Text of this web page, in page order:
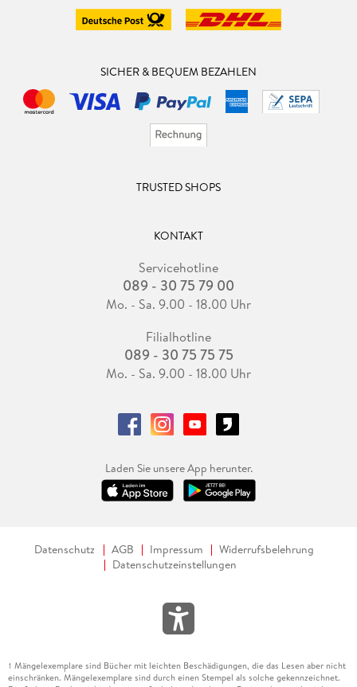
SICHER & BEQUEM BEZAHLEN
TRUSTED SHOPS
KONTAKT
Servicehotline
089 - 30 75 79 00
Mo. - Sa. 9.00 - 18.00 Uhr
Filialhotline
089 - 30 75 75 75
Mo. - Sa. 9.00 - 18.00 Uhr
Laden Sie unsere App herunter.
Datenschutz AGB Impressum
Widerrufsbelehrung
Datenschutzeinstellungen
1 Mängelexemplare sind Bücher mit leichten Beschädigungen, die das Lesen aber nicht
einschränken. Mängelexemplare sind durch einen Stempel als solche gekennzeichnet.